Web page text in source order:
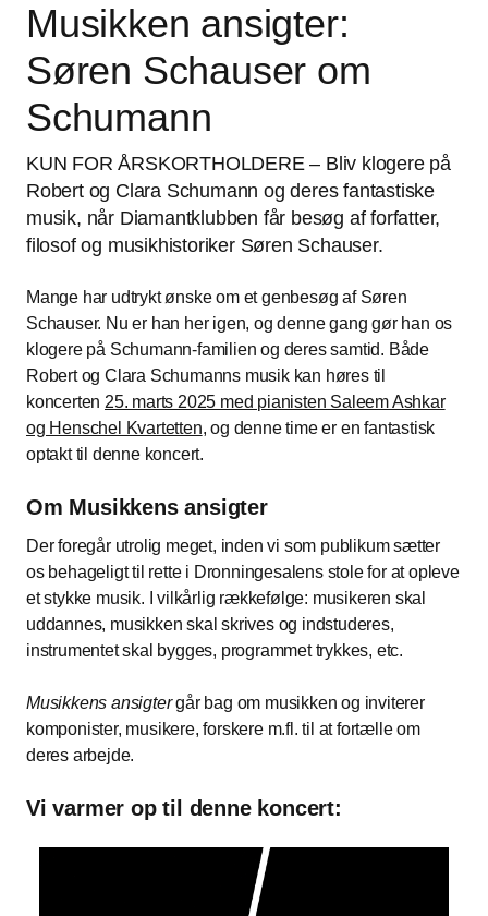
Musikken ansigter:
Søren Schauser om
Schumann
KUN FOR ÅRSKORTHOLDERE – Bliv klogere på
Robert og Clara Schumann og deres fantastiske
musik, når Diamantklubben får besøg af forfatter,
filosof og musikhistoriker Søren Schauser.
Mange har udtrykt ønske om et genbesøg af Søren
Schauser. Nu er han her igen, og denne gang gør han os
klogere på Schumann-familien og deres samtid. Både
Robert og Clara Schumanns musik kan høres til
koncerten 25. marts 2025 med pianisten Saleem Ashkar
og Henschel Kvartetten, og denne time er en fantastisk
optakt til denne koncert.
Om Musikkens ansigter
Der foregår utrolig meget, inden vi som publikum sætter
os behageligt til rette i Dronningesalens stole for at opleve
et stykke musik. I vilkårlig rækkefølge: musikeren skal
uddannes, musikken skal skrives og indstuderes,
instrumentet skal bygges, programmet trykkes, etc.
Musikkens ansigtergår bag om musikken og inviterer
komponister, musikere, forskere m.fl. til at fortælle om
deres arbejde.
Vi varmer op til denne koncert: